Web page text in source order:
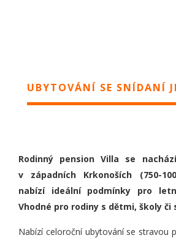
UBYTOVÁNÍ SE SNÍDANÍ
Rodinný pension Villa se
v západních Krkonoších (750-
nabízí ideální podmínky pro
Vhodné pro rodiny s dětmi, školy či
Nabízí celoroční ubytování se stravou